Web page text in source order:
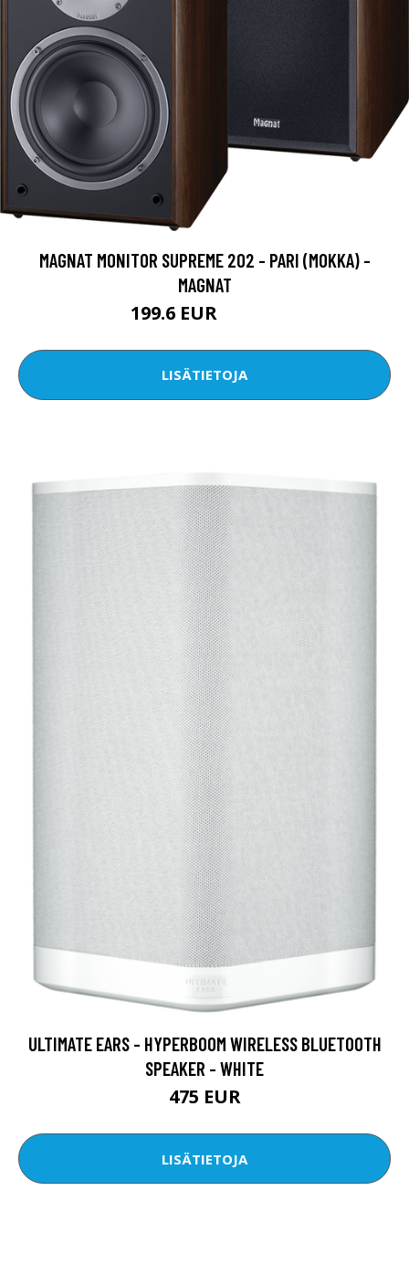
MAGNAT MONITOR SUPREME 202 - PARI (MOKKA) -
MAGNAT
199.6 EUR
LISÄTIETOJA
ULTIMATE EARS - HYPERBOOM WIRELESS BLUETOOTH
SPEAKER - WHITE
475 EUR
LISÄTIETOJA